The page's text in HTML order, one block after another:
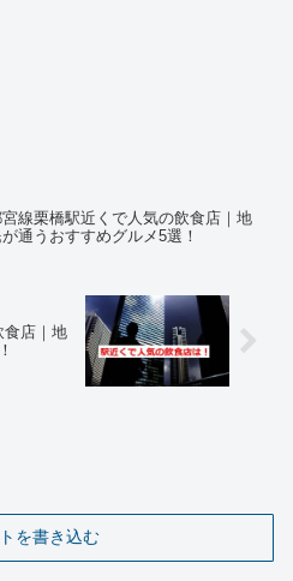
線栗橋駅近くで人気の飲食店｜地
通うおすすめグルメ5選！
食店｜地
を書き込む